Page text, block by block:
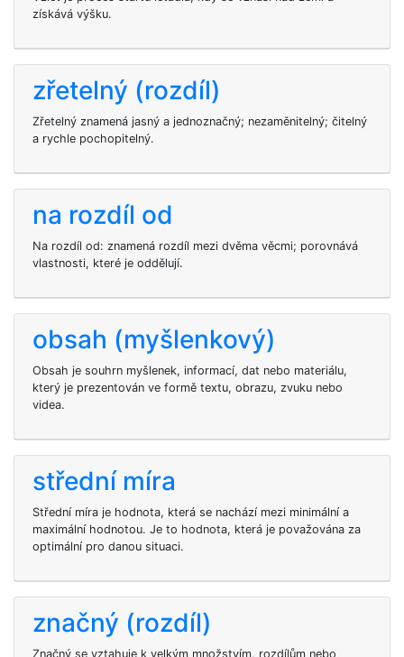
získává výšku.
zřetelný (rozdíl)
Zřetelný znamená jasný a jednoznačný; nezaměnitelný; čitelný
a rychle pochopitelný.
na rozdíl od
Na rozdíl od: znamená rozdíl mezi dvěma věcmi; porovnává
vlastnosti, které je oddělují.
obsah (myšlenkový)
Obsah je souhrn myšlenek, informací, dat nebo materiálu,
který je prezentován ve formě textu, obrazu, zvuku nebo
videa.
střední míra
Střední míra je hodnota, která se nachází mezi minimální a
maximální hodnotou. Je to hodnota, která je považována za
optimální pro danou situaci.
značný (rozdíl)
Značný se vztahuje k velkým množstvím, rozdílům nebo